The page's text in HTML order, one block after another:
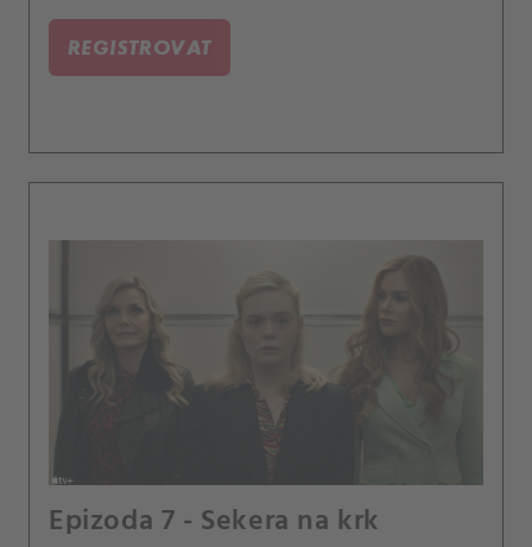
REGISTROVAT
Epizoda 7 - Sekera na krk